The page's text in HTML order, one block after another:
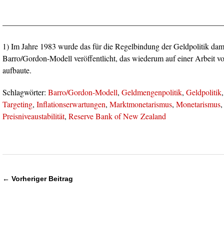
1) Im Jahre 1983 wurde das für die Regelbindung der Geldpolitik
Barro/Gordon-Modell veröffentlicht, das wiederum auf einer Arbeit
aufbaute.
Schlagwörter: Barro/Gordon-Modell, Geldmengenpolitik, Geldpolitik
Targeting, Inflationserwartungen, Marktmonetarismus, Monetarismus,
Preisniveaustabilität, Reserve Bank of New Zealand
← Vorheriger Beitrag